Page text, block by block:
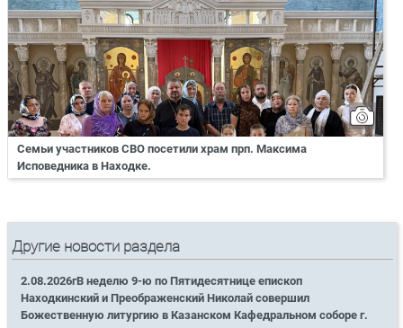
Семьи участников СВО посетили храм прп. Максима
Исповедника в Находке.
Другие новости раздела
2.08.2026гВ неделю 9-ю по Пятидесятнице епископ
Находкинский и Преображенский Николай совершил
Божественную литургию в Казанском Кафедральном соборе г.